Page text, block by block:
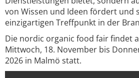
von Wissen und Ideen fördert und
einzigartigen Treffpunkt in der
Die nordic organic food fair findet
Mittwoch, 18. November bis
2026 in Malmö statt.